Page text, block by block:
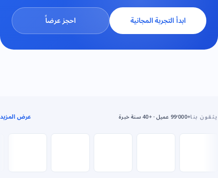
ابدأ التجربة المجانية احجز عرضاً
يثقون بنا+99٬000 عميل · +40 سنة خبرة عرض المزيد